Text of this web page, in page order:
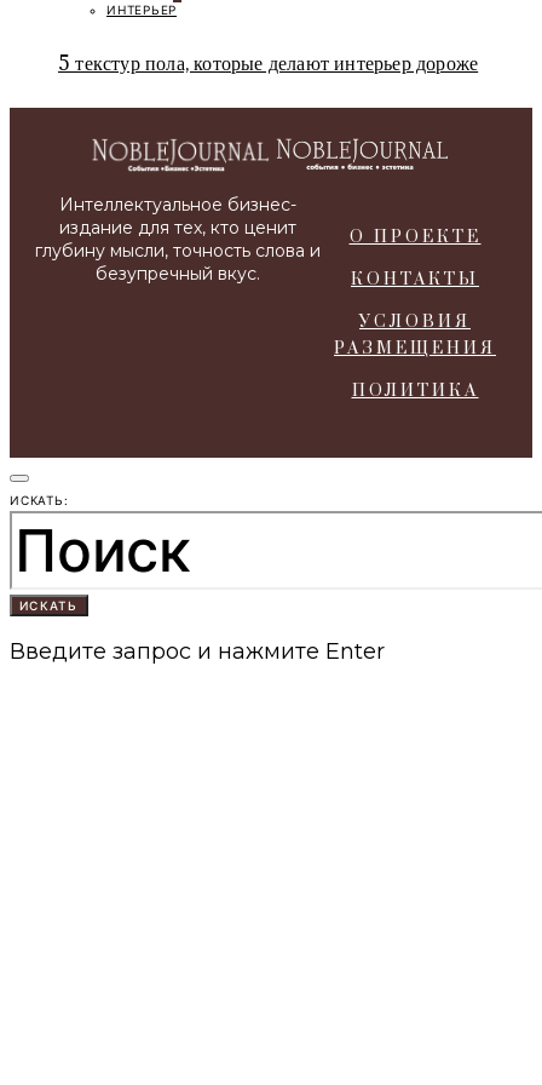
ИНТЕРЬЕР
5 текстур пола, которые делают интерьер дороже
О ПРОЕКТЕ
КОНТАКТЫ
УСЛОВИЯ
РАЗМЕЩЕНИЯ
ПОЛИТИКА
ИСКАТЬ:
ИСКАТЬ
Введите запрос и нажмите Enter